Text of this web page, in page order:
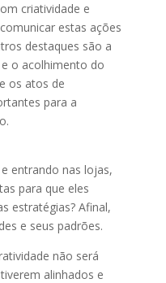
criatividade e
estas ações
destaques são a
o acolhimento do
os atos de
para a
entrando nas lojas,
para que eles
estratégias? Afinal,
e seus padrões.
não será
alinhados e